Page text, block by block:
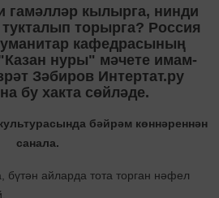
гамәлләр кылырга, нинди
торырга? Россия
кафедрасының
нуры" мәчете имам-
Зәбиров Интертат.ру
бу хакта сөйләде.
бәйрәм көннәреннән
санала.
айларда тота торган нәфел